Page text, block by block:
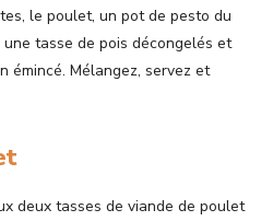
le poulet, un pot de pesto du
une tasse de pois décongelés et
émincé. Mélangez, servez et
deux tasses de viande de poulet